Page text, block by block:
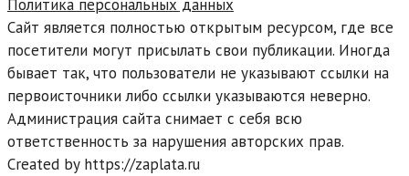
Политика персональных данных
Сайт является полностью открытым ресурсом, где все
посетители могут присылать свои публикации. Иногда
бывает так, что пользователи не указывают ссылки на
первоисточники либо ссылки указываются неверно.
Администрация сайта снимает с себя всю
ответственность за нарушения авторских прав.
Created by https://zaplata.ru